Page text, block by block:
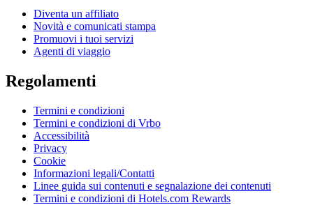
Diventa un affiliato
Novità e comunicati stampa
Promuovi i tuoi servizi
Agenti di viaggio
Regolamenti
Termini e condizioni
Termini e condizioni di Vrbo
Accessibilità
Privacy
Cookie
Informazioni legali/Contatti
Linee guida sui contenuti e segnalazione dei contenuti
Termini e condizioni di Hotels.com Rewards